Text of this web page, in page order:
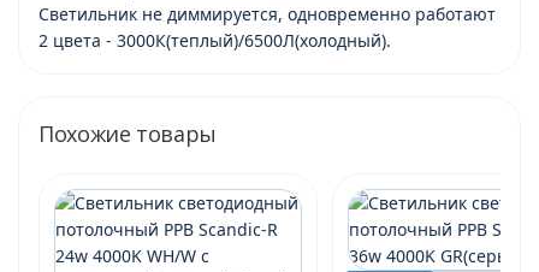
Светильник не диммируется, одновременно работают
2 цвета - 3000К(теплый)/6500Л(холодный).
Похожие товары